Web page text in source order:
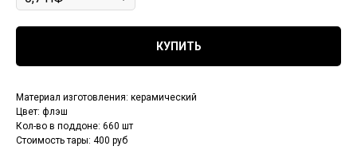
КУПИТЬ
Материал изготовления: керамический
Цвет: флэш
Кол-во в поддоне: 660 шт
Стоимость тары: 400 руб